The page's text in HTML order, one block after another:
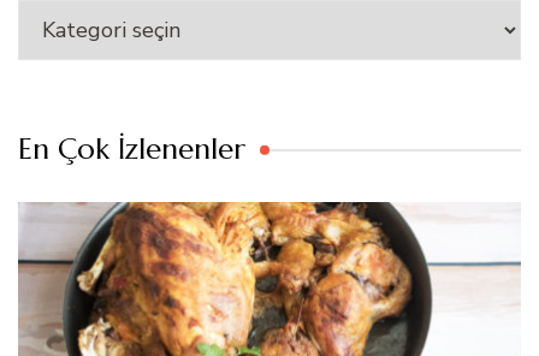
Kategoriler
En Çok İzlenenler